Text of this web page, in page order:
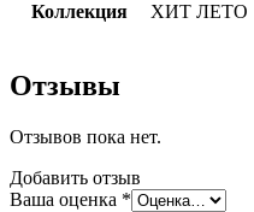
Коллекция ХИТ ЛЕТО
Отзывы
Отзывов пока нет.
Добавить отзыв
Ваша оценка *